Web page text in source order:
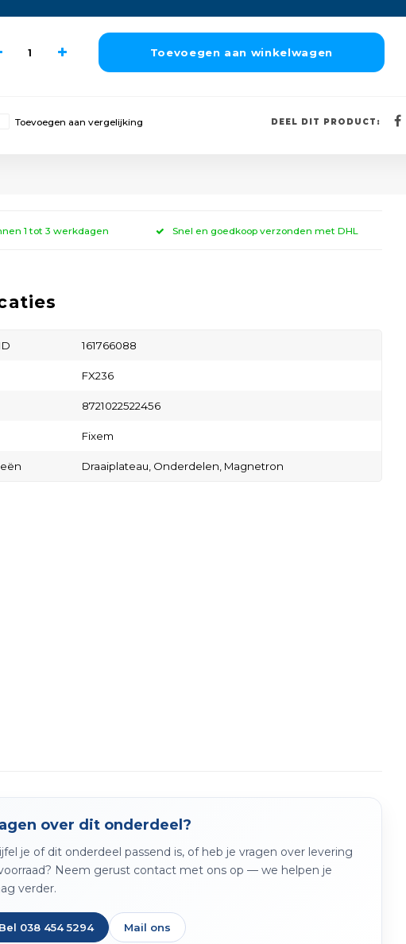
Toevoegen aan winkelwagen
Toevoegen aan vergelijking DEEL DIT PRODUCT:
1 tot 3 werkdagen Snel en goedkoop verzonden met DHL
161766088
FX236
8721022522456
Fixem
Draaiplateau, Onderdelen, Magnetron
over dit onderdeel?
je of dit onderdeel passend is, of heb je vragen over levering
Neem gerust contact met ons op — we helpen je
verder.
Bel 038 454 5294 Mail ons